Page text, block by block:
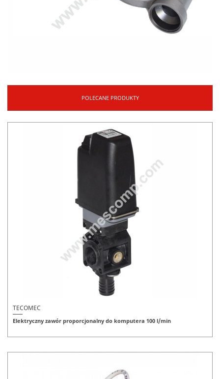
POLECANE PRODUKTY
TECOMEC
Elektryczny zawór proporcjonalny do komputera 100 l/min